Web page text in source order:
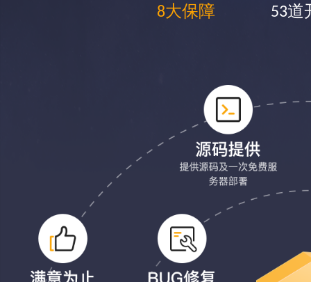
8大保障 53道